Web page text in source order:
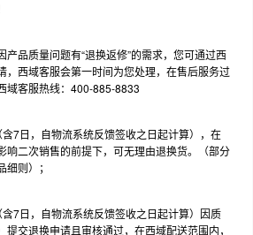
产品质量问题有“退换返修”的需求，您可通过西
，西域客服会第一时间为您处理，在售后服务过
域客服热线：400-885-8833
7日，自物流系统反馈签收之日起计算），在
响二次销售的前提下，可无理由退换货。（部分
则）；
7日，自物流系统反馈签收之日起计算）因质
交退换申请且审核通过，在西域配送范围内，